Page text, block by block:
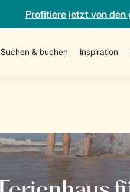
Profitiere jetzt von den
Suchen & buchen Inspiration